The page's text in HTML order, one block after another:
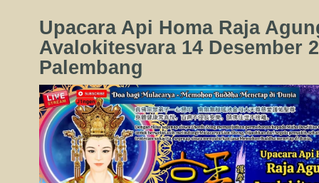
Upacara Api Homa Raja
Avalokitesvara 14 Desember
Palembang